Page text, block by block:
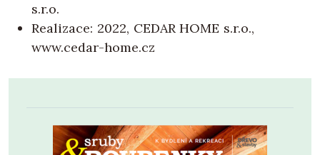
s.r.o.
Realizace: 2022, CEDAR HOME s.r.o.,
www.cedar-home.cz